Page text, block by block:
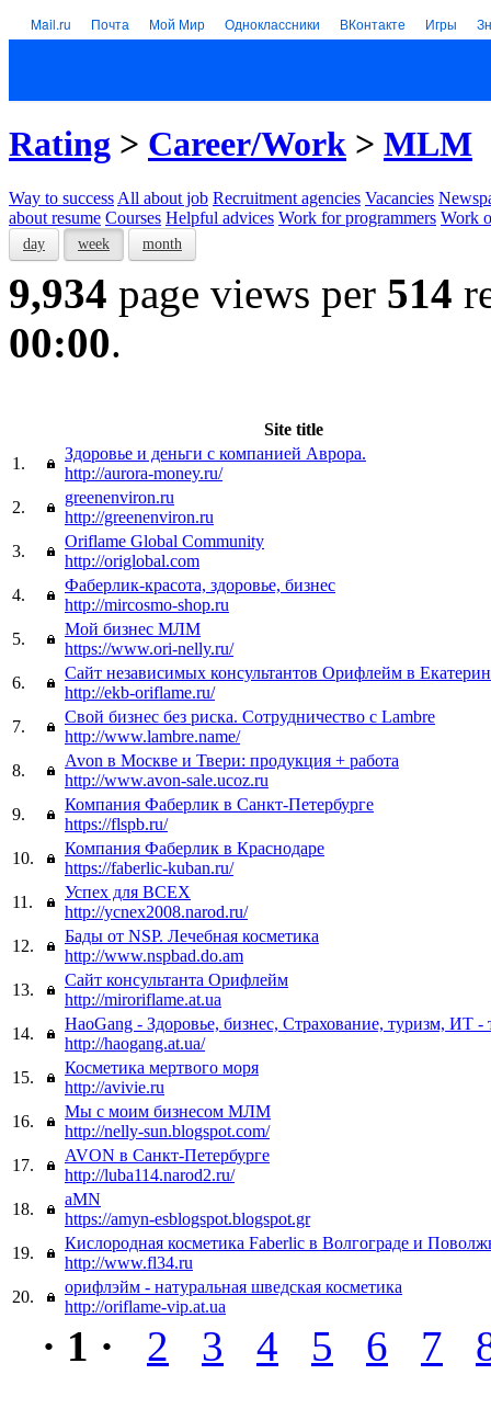
Mail.ru Почта Мой Мир Одноклассники ВКонтакте Игры
Rating > Career/Work > MLM
Way to success All about job Recruitment agencies Vacancies
about resume Courses Helpful advices Work for programmers Work
day week month
9,934 page views per 514
00:00.
Site title
1.
Здоровье и деньги с компанией Аврора.
http://aurora-money.ru/
2.
greenenviron.ru
http://greenenviron.ru
3.
Oriflame Global Community
http://origlobal.com
4.
Фаберлик-красота, здоровье, бизнес
http://mircosmo-shop.ru
5.
Мой бизнес МЛМ
https://www.ori-nelly.ru/
6.
Сайт независимых консультантов Орифлейм в
http://ekb-oriflame.ru/
7.
Свой бизнес без риска. Сотрудничество с Lambre
http://www.lambre.name/
8.
Avon в Москве и Твери: продукция + работа
http://www.avon-sale.ucoz.ru
9.
Компания Фаберлик в Санкт-Петербурге
https://flspb.ru/
10.
Компания Фаберлик в Краснодаре
https://faberlic-kuban.ru/
11.
Успех для ВСЕХ
http://ycnex2008.narod.ru/
12.
Бады от NSP. Лечебная косметика
http://www.nspbad.do.am
13.
Сайт консультанта Орифлейм
http://miroriflame.at.ua
14.
HaoGang - Здоровье, бизнес, Страхование, туризм, ИТ -
http://haogang.at.ua/
15.
Косметика мертвого моря
http://avivie.ru
16.
Мы с моим бизнесом МЛМ
http://nelly-sun.blogspot.com/
17.
AVON в Санкт-Петербурге
http://luba114.narod2.ru/
18.
aMN
https://amyn-esblogspot.blogspot.gr
19.
Кислородная косметика Faberlic в Волгограде и
http://www.fl34.ru
20.
орифлэйм - натуральная шведская косметика
http://oriflame-vip.at.ua
· 1 · 2 3 4 5 6 7